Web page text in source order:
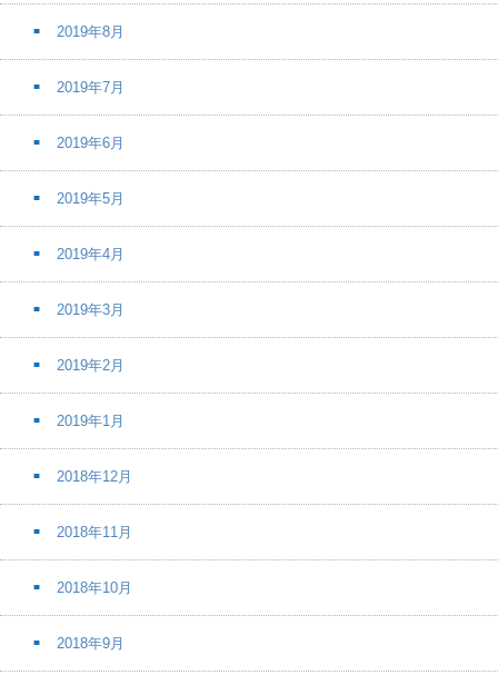
2019年8月
2019年7月
2019年6月
2019年5月
2019年4月
2019年3月
2019年2月
2019年1月
2018年12月
2018年11月
2018年10月
2018年9月